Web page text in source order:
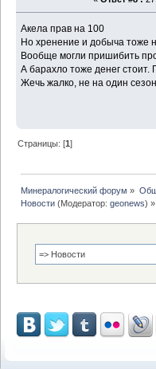
Акела прав на 100
Но хренение и добыча тоже
Вообще могли пришибить
А барахло тоже денег стоит.
Жечь жалко, не на один
Страницы: [1]
Минералогический форум »
Новости (Модератор:geonews) »